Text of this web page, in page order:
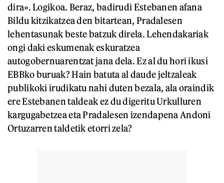
dira». Logikoa. Beraz, badirudi Estebanen afana
Bildu kitzikatzea den bitartean, Pradalesen
lehentasunak beste batzuk direla. Lehendakariak
ongi daki eskumenak eskuratzea
autogobernuarentzat jana dela. Ez al du hori ikusi
EBBko buruak? Hain batuta al daude jeltzaleak
publikoki irudikatu nahi duten bezala, ala oraindik
ere Estebanen taldeak ez du digeritu Urkulluren
kargugabetzea eta Pradalesen izendapena Andoni
Ortuzarren taldetik etorri zela?